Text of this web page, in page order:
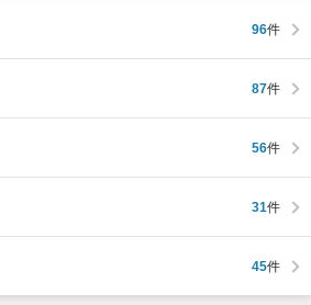
96件
87件
56件
31件
45件